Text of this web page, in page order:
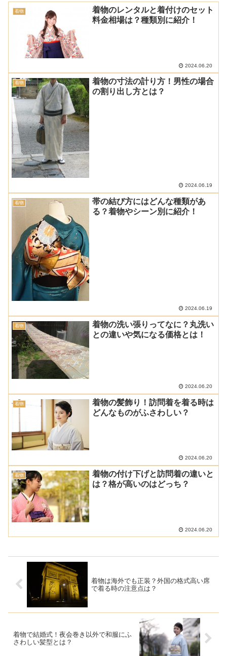
着物
着物のレンタルと着付けのセット
料金相場は？種類別に紹介！
2024.06.20
着物
着物の寸法の計り方！男性の場合
の割り出し方とは？
2024.06.19
着物
帯の結び方にはどんな種類があ
る？着物やシーン別に紹介！
2024.06.19
着物
着物の洗い張りってなに？丸洗い
との違いや気になる価格とは！
2024.06.20
着物
着物の髪飾り！訪問着を着る時は
どんなものがふさわしい？
2024.06.20
着物
着物の付け下げと訪問着の違いと
は？格が高いのはどっち？
2024.06.20
着物は海外でも正装？外国の格式高い席
で着る時の注意点は？
着物で結婚式！夜会巻き以外で和服にふ
さわしい髪型とは？